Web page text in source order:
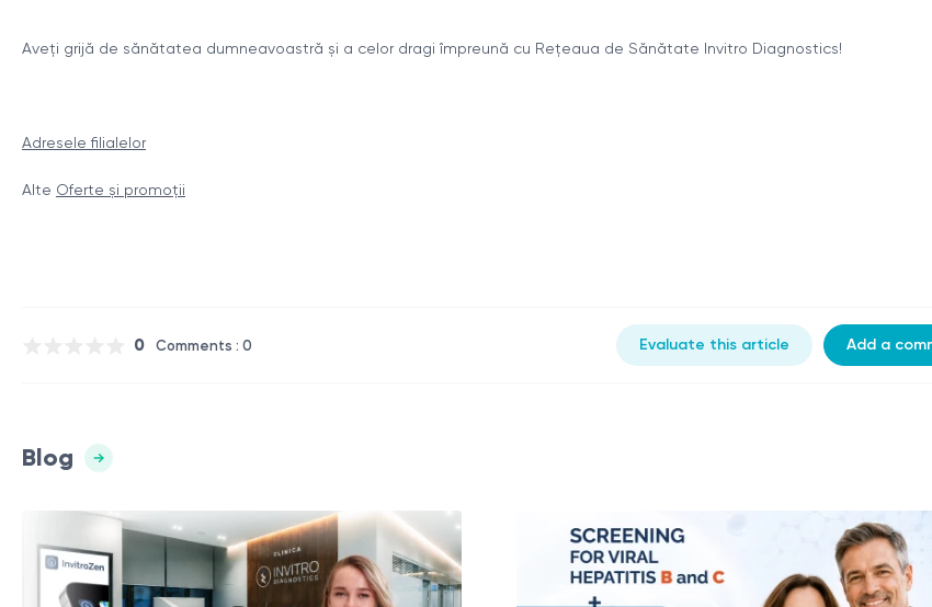
Aveți grijă de sănătatea dumneavoastră și a celor dragi împreună cu Rețeaua de Sănătate Invitro Diagnostics!
Adresele filialelor
Alte Oferte și promoții
0 Comments : 0 Evaluate this article Add a
Blog